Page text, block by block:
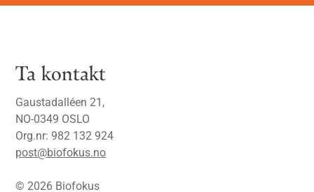
Ta kontakt
Gaustadalléen 21,
NO-0349 OSLO
Org.nr: 982 132 924
post@biofokus.no
© 2026 Biofokus